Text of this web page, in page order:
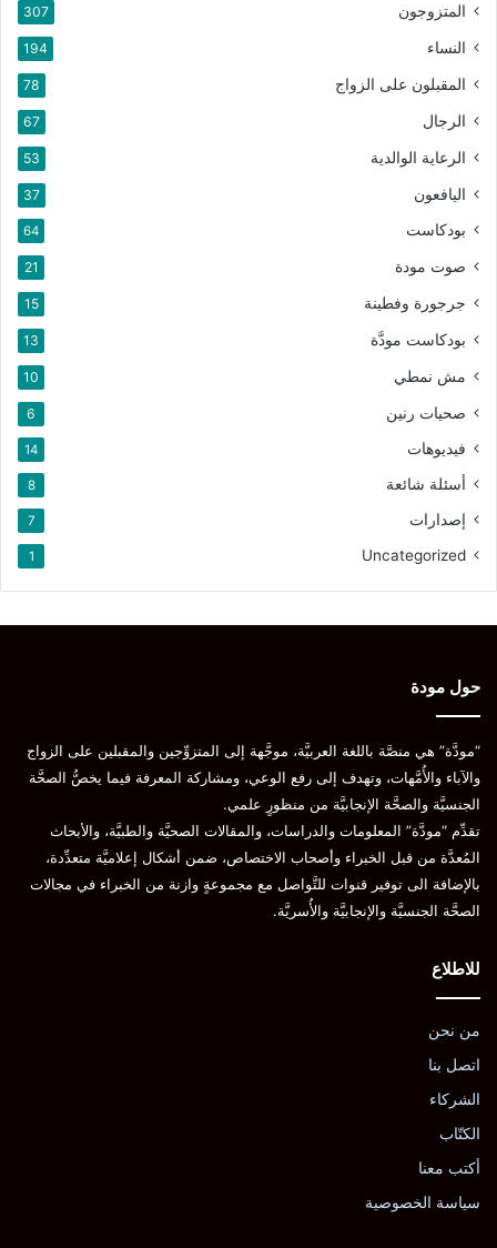
المتزوجون 307
النساء 194
المقبلون على الزواج 78
الرجال 67
الرعاية الوالدية 53
اليافعون 37
بودكاست 64
صوت مودة 21
جرجورة وفطينة 15
بودكاست مودَّة 13
مش نمطي 10
صحيات رنين 6
فيديوهات 14
أسئلة شائعة 8
إصدارات 7
Uncategorized
1
حول مودة
“مودَّة” هي منصَّة باللغة العربيَّة، موجَّهة إلى المتزوِّجين والمقبلين على الزواج
والآباء والأُمَّهات، وتهدف إلى رفع الوعي، ومشاركة المعرفة فيما يخصُّ الصحَّة
الجنسيَّة والصحَّة الإنجابيَّة من منظورٍ علمي.
تقدِّم “مودَّة” المعلومات والدراسات، والمقالات الصحيَّة والطبيَّة، والأبحاث
المُعدَّة من قبل الخبراء وأصحاب الاختصاص، ضمن أشكال إعلاميَّة متعدِّدة،
بالإضافة الى توفير قنوات للتَّواصل مع مجموعةٍ وازنة من الخبراء في مجالات
الصحَّة الجنسيَّة والإنجابيَّة والأُسريَّة.
للاطلاع
من نحن
اتصل بنا
الشركاء
الكتّاب
أكتب معنا
سياسة الخصوصية